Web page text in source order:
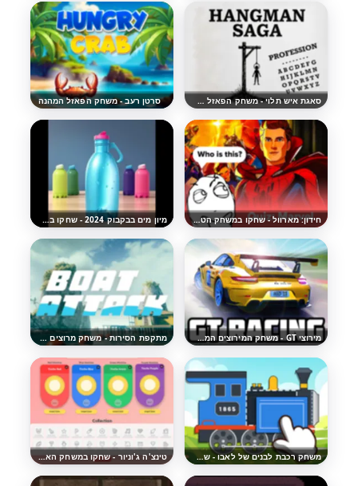
סאגת איש תלוי - משחק הפאזל המהנה סרטן רעב - משחק הפאזל המהנה
חידון: מארוול - שחקו במשחק הטריוויה המהנה מיון מים בבקבוק 2024 - שחקו במשחק הפאזל המהנה
מירוצי GT - משחק המירוצים המהנה מתקפת הסירות - משחק מרוצים מהנה
משחק רכבת לבנים של לאבו - שחקו אונליין בחינם טינצ'ה ג'וניור - שחקו במשחק האיסוף המהנה